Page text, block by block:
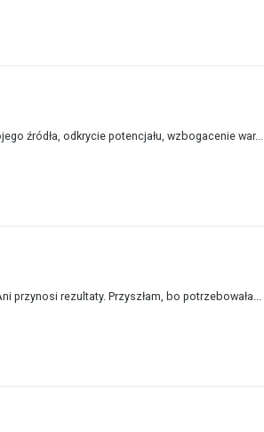
źródła, odkrycie potencjału, wzbogacenie war...
przynosi rezultaty. Przyszłam, bo potrzebowała...